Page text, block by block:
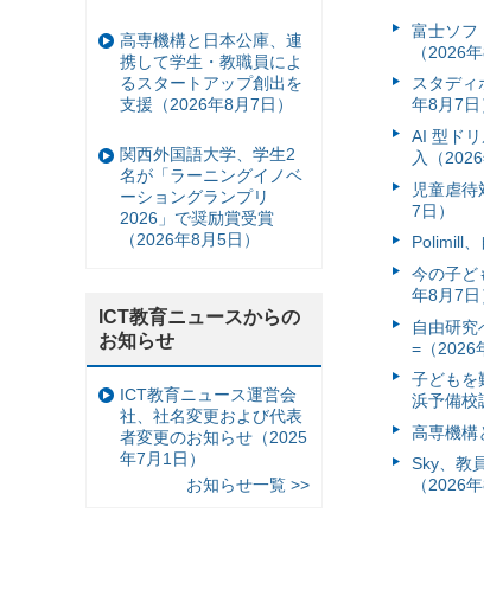
富⼠ソフ
（2026
スタディ
年8月7日
AI 型ド
入（
児童虐
7日）
Polimill
今の子ど
年8月7日
自由研
=（2026
子どもを
浜予備校
高専機構
Sky、教
（2026
高専機構と日本公庫、連
携して学生・教職員によ
るスタートアップ創出を
支援（2026年8月7日）
関西外国語大学、学生2
名が「ラーニングイノベ
ーショングランプリ
2026」で奨励賞受賞
（2026年8月5日）
ICT教育ニュースからの
お知らせ
ICT教育ニュース運営会
社、社名変更および代表
者変更のお知らせ（2025
年7月1日）
お知らせ一覧 >>